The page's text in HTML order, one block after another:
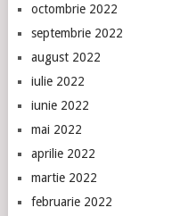
octombrie 2022
septembrie 2022
august 2022
iulie 2022
iunie 2022
mai 2022
aprilie 2022
martie 2022
februarie 2022